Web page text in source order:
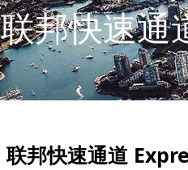
联邦快速通
联邦快速通道